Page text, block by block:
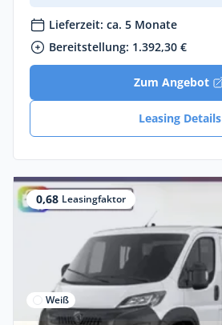
Lieferzeit: ca. 5 Monate
Bereitstellung: 1.392,30 €
Zum Angebot
Leasing Details
0,68 Leasingfaktor
Weiß